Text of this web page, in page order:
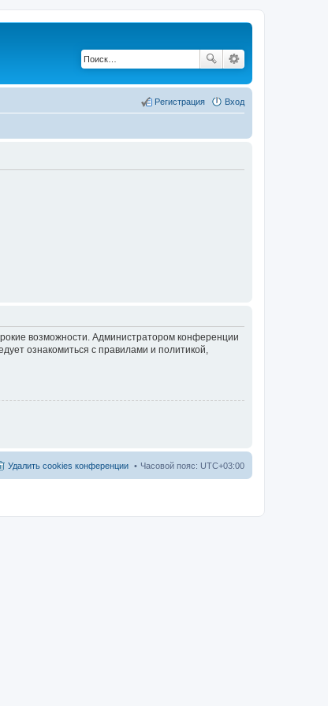
Вход
Регистрация
возможности. Администратором конференции
ознакомиться с правилами и политикой,
Часовой пояс: UTC+03:00
Удалить cookies конференции